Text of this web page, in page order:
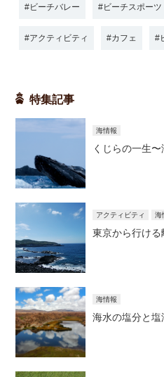
ビーチバレー ビーチスポーツ
アクティビティ カフェ
特集記事
海情報
くじらの一生
アクティビティ 海
東京から行ける
海情報
海水の塩分と塩